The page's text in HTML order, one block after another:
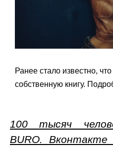
Ранее стало известно,
собственную книгу.
100 тысяч
BURO.